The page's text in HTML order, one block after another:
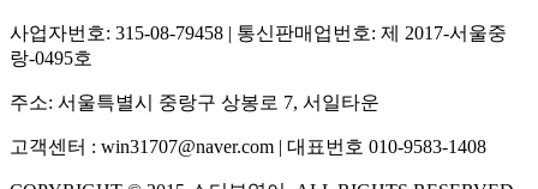
사업자번호: 315-08-79458 | 통신판매업번호: 제 2017-서울중
랑-0495호
주소: 서울특별시 중랑구 상봉로 7, 서일타운
고객센터 : win31707@naver.com | 대표번호 010-9583-1408